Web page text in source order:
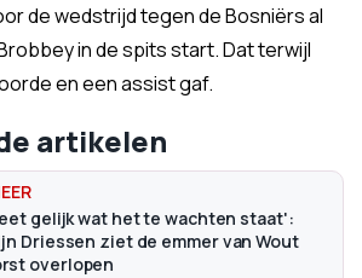
de wedstrijd tegen de Bosniërs al
in de spits start. Dat terwijl
en een assist gaf.
artikelen
gelijk wat het te wachten staat':
Driessen ziet de emmer van Wout
overlopen